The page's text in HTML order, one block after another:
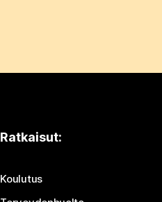
Ratkaisut:
Koulutus